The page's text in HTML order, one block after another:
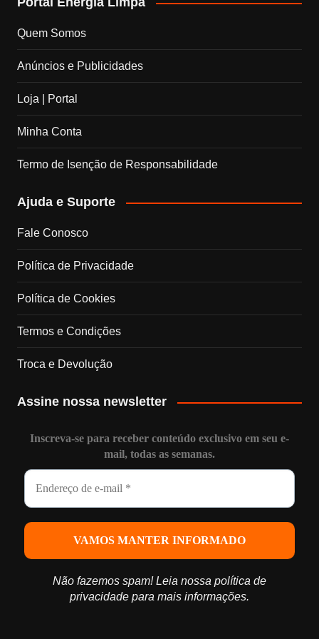
b
o
o
a
g
r
e
d
I
u
b
e
a
n
n
Quem Somos
Anúncios e Publicidades
Loja | Portal
Minha Conta
Termo de Isenção de Responsabilidade
Ajuda e Suporte
Fale Conosco
Política de Privacidade
Política de Cookies
Termos e Condições
Troca e Devolução
Assine nossa newsletter
Inscreva-se para receber conteúdo exclusivo em seu e-
mail, todas as semanas.
Não fazemos spam! Leia nossa política de
privacidadepara mais informações.